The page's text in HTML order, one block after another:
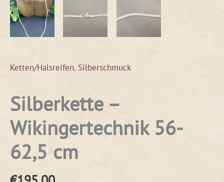
Ketten/Halsreifen, Silberschmuck
Silberkette –
Wikingertechnik 56-
62,5 cm